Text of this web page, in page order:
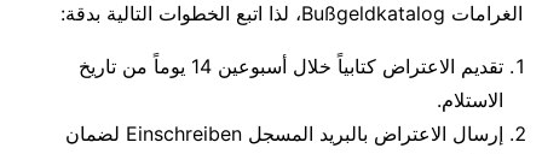
الغرامات Bußgeldkatalog، لذا اتبع الخطوات التالية بدقة:
تقديم الاعتراض كتابياً خلال أسبوعين 14 يوماً من تاريخ
الاستلام.
إرسال الاعتراض بالبريد المسجل Einschreiben لضمان